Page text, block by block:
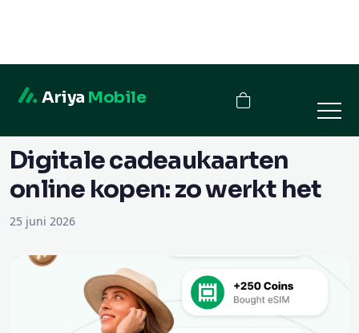
Digitale cadeaukaarten
online kopen: zo werkt het
25 juni 2026